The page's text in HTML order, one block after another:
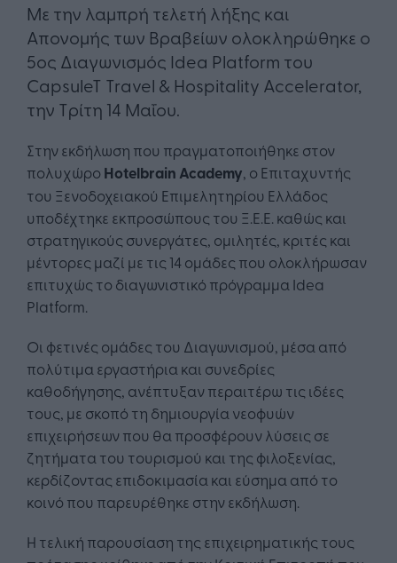
Με την λαμπρή τελετή λήξης και
Απονομής των Βραβείων ολοκληρώθηκε ο
5ος Διαγωνισμός Idea Platform του
CapsuleT Travel & Hospitality Accelerator,
την Τρίτη 14 Μαΐου.
Στην εκδήλωση που πραγματοποιήθηκε στον
πολυχώρο Hotelbrain Academy, ο Επιταχυντής
του Ξενοδοχειακού Επιμελητηρίου Ελλάδος
υποδέχτηκε εκπροσώπους του Ξ.Ε.Ε. καθώς και
στρατηγικούς συνεργάτες, ομιλητές, κριτές και
μέντορες μαζί με τις 14 ομάδες που ολοκλήρωσαν
επιτυχώς το διαγωνιστικό πρόγραμμα Idea
Platform.
Οι φετινές ομάδες του Διαγωνισμού, μέσα από
πολύτιμα εργαστήρια και συνεδρίες
καθοδήγησης, ανέπτυξαν περαιτέρω τις ιδέες
τους, με σκοπό τη δημιουργία νεοφυών
επιχειρήσεων που θα προσφέρουν λύσεις σε
ζητήματα του τουρισμού και της φιλοξενίας,
κερδίζοντας επιδοκιμασία και εύσημα από το
κοινό που παρευρέθηκε στην εκδήλωση.
Η τελική παρουσίαση της επιχειρηματικής τους